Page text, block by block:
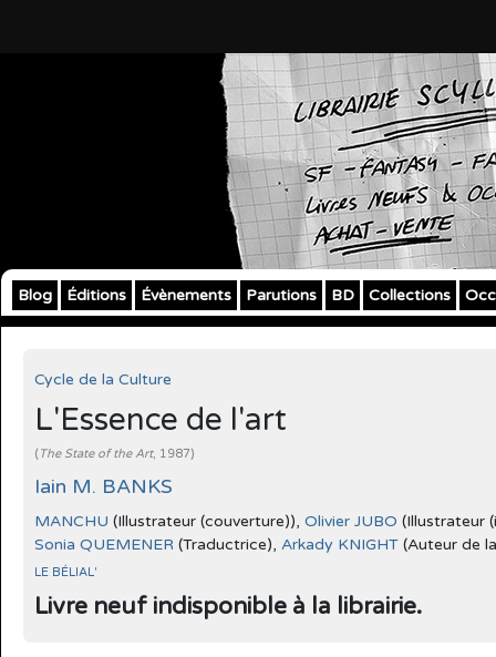
Blog Éditions Évènements Parutions BD Collections
Cycle de la Culture
L'Essence de l'art
( The State of the Art, 1987)
Iain M. BANKS
MANCHU (Illustrateur (couverture)), Olivier JUBO (Illustrateur
Sonia QUEMENER (Traductrice), Arkady KNIGHT (Auteur de
LE BÉLIAL'
Livre neuf indisponible à la librairie.